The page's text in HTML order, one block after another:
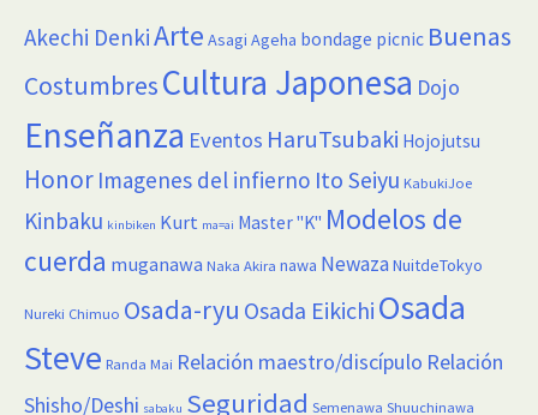
Akechi DenkiArte Asagi Ageha bondage picnic Buenas
CostumbresCultura Japonesa Dojo
Enseñanza Eventos HaruTsubaki Hojojutsu
Honor Imagenes del infierno Ito Seiyu KabukiJoe
Kinbaku kinbiken Kurt ma=ai Master "K" Modelos de
cuerda muganawa Naka Akira nawa NewazaNuitdeTokyo
Nureki Chimuo Osada-ryu Osada Eikichi Osada
Steve Randa Mai Relación maestro/discípulo Relación
Shisho/Deshi sabaku Seguridad Semenawa Shuuchinawa